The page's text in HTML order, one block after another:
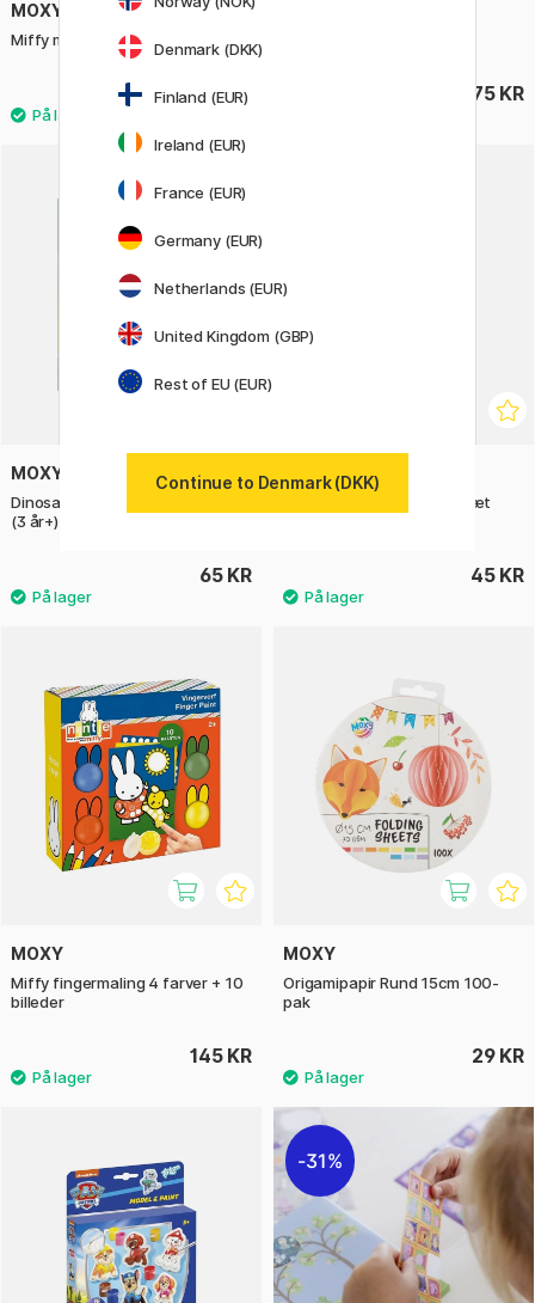
MOXY
Miffy malebog farver + pensel
149 KR 175 KR
MOXY
Dinosaur vinduesklistermærker
(3 år+)
65 KR
MOXY
Paw Patrol klistermærkesæt
45 KR
MOXY
Miffy fingermaling 4 farver + 10
billeder
145 KR
MOXY
Origamipapir Rund 15cm 100-
pak
29 KR
31%
Denmark (DKK)
Finland (EUR)
Ireland (EUR)
France (EUR)
Germany (EUR)
Netherlands (EUR)
United Kingdom (GBP)
Rest of EU (EUR)
Continue to Denmark (DKK)